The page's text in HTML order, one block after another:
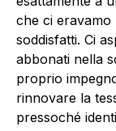
che ci eravamo
soddisfatti. Ci
abbonati nella
proprio
rinnovare la
pressoché